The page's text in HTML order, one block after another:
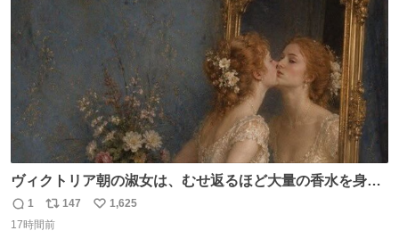
ヴィクトリア朝の淑女は、むせ返るほど大量の香水を身に
つけるものではないとされていた。それでも香水は、髪や
肌の手入れと同じくらい、ヴィクトリア朝の女性達の美容
返
信
1
リ
ポ
147
い
1,625
17時間前